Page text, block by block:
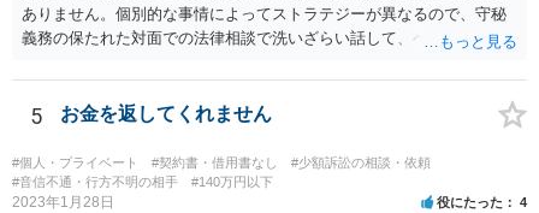
ありません。個別的な事情によってストラテジーが異なるので、守秘
義務の保たれた対面での法律相談で洗いざらい話して、ベストな方法
5 お金を返してくれません
#個人・プライベート #契約書・借用書なし
#少額訴訟の相談・依頼
#音信不通・行方不明の相手
#140万円以下
2023年1月28日 役にたった 4